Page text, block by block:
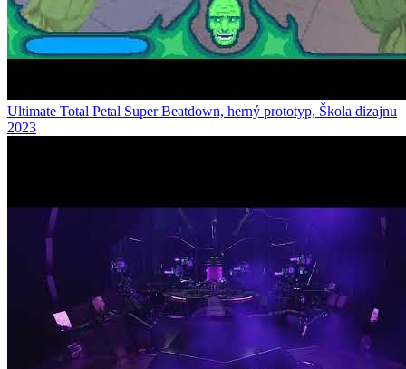
Ultimate Total Petal Super Beatdown, herný prototyp, Škola dizajnu
2023